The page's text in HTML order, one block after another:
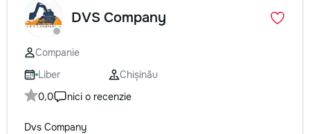
DVS Company
Companie
Liber
Chișinău
0,0
nici o recenzie
Dvs Company